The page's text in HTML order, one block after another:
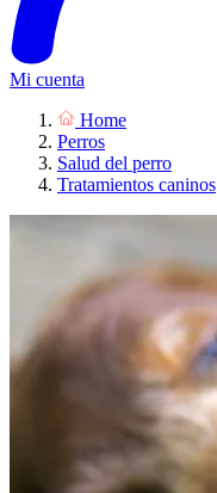
Mi cuenta
Home
Perros
Salud del perro
Tratamientos caninos